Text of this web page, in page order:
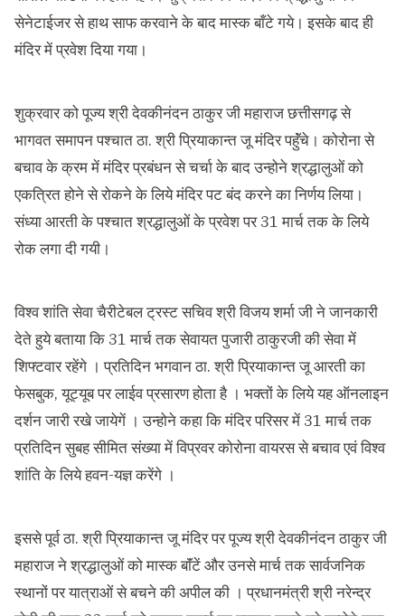
सेनेटाईजर से हाथ साफ करवाने के बाद मास्क बाँटे गये। इसके बाद ही
मंदिर में प्रवेश दिया गया।
शुक्रवार को पूज्य श्री देवकीनंदन ठाकुर जी महाराज छत्तीसगढ़ से
भागवत समापन पश्चात ठा. श्री प्रियाकान्त जू मंदिर पहुॅंचे। कोरोना से
बचाव के क्रम में मंदिर प्रबंधन से चर्चा के बाद उन्होने श्रद्धालुओं को
एकत्रित होने से रोकने के लिये मंदिर पट बंद करने का निर्णय लिया।
संध्या आरती के पश्चात श्रद्धालुओं के प्रवेश पर 31 मार्च तक के लिये
रोक लगा दी गयी।
विश्व शांति सेवा चैरीटेबल ट्रस्ट सचिव श्री विजय शर्मा जी ने जानकारी
देते हुये बताया कि 31 मार्च तक सेवायत पुजारी ठाकुरजी की सेवा में
शिफ्टवार रहेंगे । प्रतिदिन भगवान ठा. श्री प्रियाकान्त जू आरती का
फेसबुक, यूट्यूब पर लाईव प्रसारण होता है । भक्तों के लिये यह ऑनलाइन
दर्शन जारी रखे जायेगें । उन्होने कहा कि मंदिर परिसर में 31 मार्च तक
प्रतिदिन सुबह सीमित संख्या में विप्रवर कोरोना वायरस से बचाव एवं विश्व
शांति के लिये हवन-यज्ञ करेंगे ।
इससे पूर्व ठा. श्री प्रियाकान्त जू मंदिर पर पूज्य श्री देवकीनंदन ठाकुर जी
महाराज ने श्रद्धालुओं को मास्क बाॅंटें और उनसे मार्च तक सार्वजनिक
स्थानों पर यात्राओं से बचने की अपील की । प्रधानमंत्री श्री नरेन्द्र